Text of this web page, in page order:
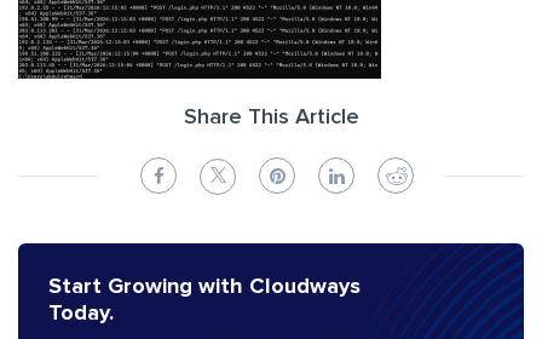
Share This Article
Start Growing with Cloudways
Today.